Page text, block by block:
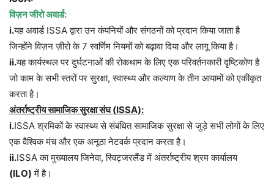
विज़न जीरो अवार्ड:
i.यह अवार्ड ISSA द्वारा उन कंपनियों और संगठनों को प्रदान किया जाता है
जिन्होंने विज़न ज़ीरो के 7 स्वर्णिम नियमों को बढ़ावा दिया और लागू किया है।
ii.यह कार्यस्थल पर दुर्घटनाओं की रोकथाम के लिए एक परिवर्तनकारी दृष्टिकोण है
जो काम के सभी स्तरों पर सुरक्षा, स्वास्थ्य और कल्याण के तीन आयामों को एकीकृत
करता है।
अंतर्राष्ट्रीय सामाजिक सुरक्षा संघ (ISSA):
i.ISSA श्रमिकों के स्वास्थ्य से संबंधित सामाजिक सुरक्षा से जुड़े सभी लोगों के लिए
एक वैश्विक मंच और एक अनूठा नेटवर्क प्रदान करता है।
ii.ISSA का मुख्यालय जिनेवा, स्विट्जरलैंड में अंतर्राष्ट्रीय श्रम कार्यालय
(ILO) में है।